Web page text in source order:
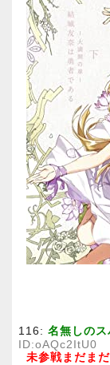
116: 名無しの
ID:oAQc2ItU0
未参戦まだま